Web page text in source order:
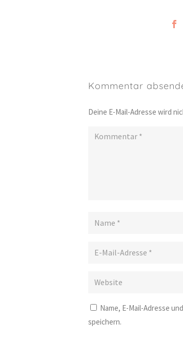
Kommentar
Deine E-Mail-Adresse wird
Name, E-Mail-Adresse
speichern.